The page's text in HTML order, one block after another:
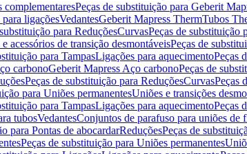
complementaresPeças de substituição para Geberit
ligaçõesVedantesGeberit Mapress ThermTubos
para ReduçõesCurvasPeças de substituição
acessórios de transição desmontáveisPeças de
para TampasLigações para aquecimentoPeças
carbonoGeberit Mapress Aço carbonoPeças de
Peças de substituição para ReduçõesCurvasPeças
para Uniões permanentesUniões e transições
para TampasLigações para aquecimentoPeças
tubosVedantesConjuntos de parafuso para uniões de
para Pontas de abocardarReduçõesPeças de
Peças de substituição para Uniões permanentes